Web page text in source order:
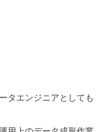
タエンジニアとしても